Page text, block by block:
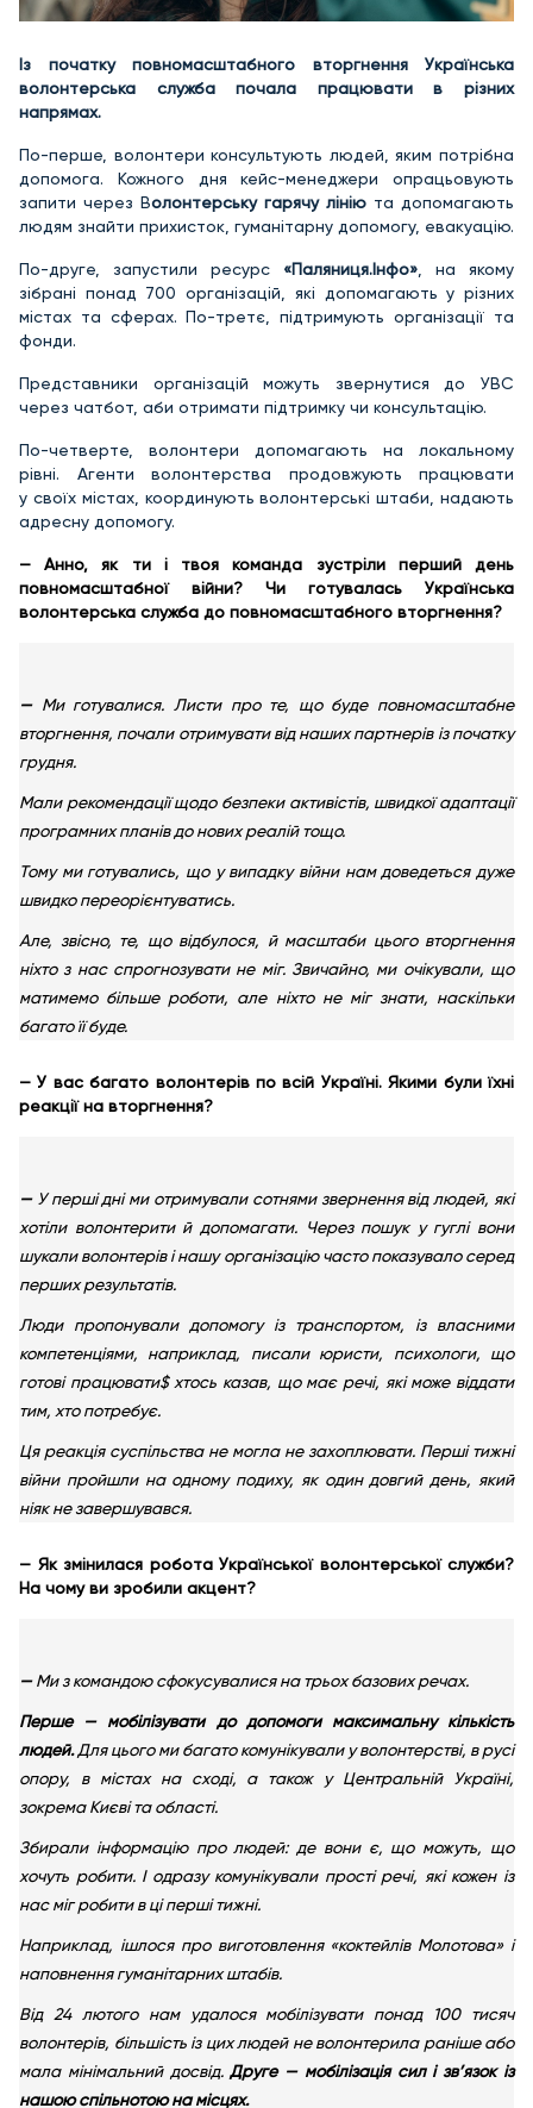
Із початку повномасштабного вторгнення Українська
волонтерська служба почала працювати в різних
напрямах.
По-перше, волонтери консультують людей, яким потрібна
допомога. Кожного дня кейс-менеджери опрацьовують
запити через Волонтерську гарячу лінію та допомагають
людям знайти прихисток, гуманітарну допомогу, евакуацію.
По-друге, запустили ресурс «Паляниця.Інфо» , на якому
зібрані понад 700 організацій, які допомагають у різних
містах та сферах. По-третє, підтримують організації та
фонди.
Представники організацій можуть звернутися до УВС
через чатбот, аби отримати підтримку чи консультацію.
По-четверте, волонтери допомагають на локальному
рівні. Агенти волонтерства продовжують працювати
у своїх містах, координують волонтерські штаби, надають
адресну допомогу.
— Анно, як ти і твоя команда зустріли перший день
повномасштабної війни? Чи готувалась Українська
волонтерська служба до повномасштабного вторгнення?
—Ми готувалися. Листи про те, що буде повномасштабне
вторгнення, почали отримувати від наших партнерів із початку
грудня.
Мали рекомендації щодо безпеки активістів, швидкої адаптації
програмних планів до нових реалій тощо.
Тому ми готувались, що у випадку війни нам доведеться дуже
швидко переорієнтуватись.
Але, звісно, те, що відбулося, й масштаби цього вторгнення
ніхто з нас спрогнозувати не міг. Звичайно, ми очікували, що
матимемо більше роботи, але ніхто не міг знати, наскільки
багато її буде.
— У вас багато волонтерів по всій Україні. Якими були їхні
реакції на вторгнення?
—У перші дні ми отримували сотнями звернення від людей, які
хотіли волонтерити й допомагати. Через пошук у гуглі вони
шукали волонтерів і нашу організацію часто показувало серед
перших результатів.
Люди пропонували допомогу із транспортом, із власними
компетенціями, наприклад, писали юристи, психологи, що
готові працювати$ хтось казав, що має речі, які може віддати
тим, хто потребує.
Ця реакція суспільства не могла не захоплювати. Перші тижні
війни пройшли на одному подиху, як один довгий день, який
ніяк не завершувався.
— Як змінилася робота Української волонтерської служби?
На чому ви зробили акцент?
—Ми з командою сфокусувалися на трьох базових речах.
Перше — мобілізувати до допомоги максимальну кількість
людей.Для цього ми багато комунікували у волонтерстві, в русі
опору, в містах на сході, а також у Центральній Україні,
зокрема Києві та області.
Збирали інформацію про людей: де вони є, що можуть, що
хочуть робити. І одразу комунікували прості речі, які кожен із
нас міг робити в ці перші тижні.
Наприклад, ішлося про виготовлення «коктейлів Молотова» і
наповнення гуманітарних штабів.
Від 24 лютого нам удалося мобілізувати понад 100 тисяч
волонтерів, більшість із цих людей не волонтерила раніше або
мала мінімальний досвід.Друге — мобілізація сил і зв’язок із
нашою спільнотою на місцях.